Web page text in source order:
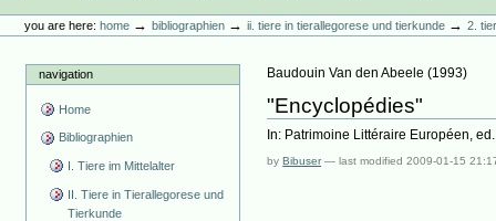
tools
you are here: home →bibliographien →ii. tiere in tierallegorese und tierkunde →2.
navigation
Home
Bibliographien
I. Tiere im Mittelalter
II. Tiere in Tierallegorese und
Tierkunde
Baudouin Van den Abeele (1993)
"Encyclopédies"
In: Patrimoine Littéraire Européen,
byBibuser —last modified2009-01-15